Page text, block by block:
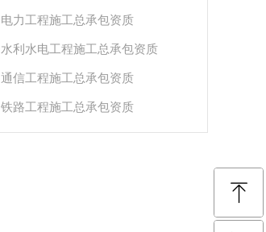
电力工程施工总承包资质
水利水电工程施工总承包资质
通信工程施工总承包资质
铁路工程施工总承包资质
ꁸ